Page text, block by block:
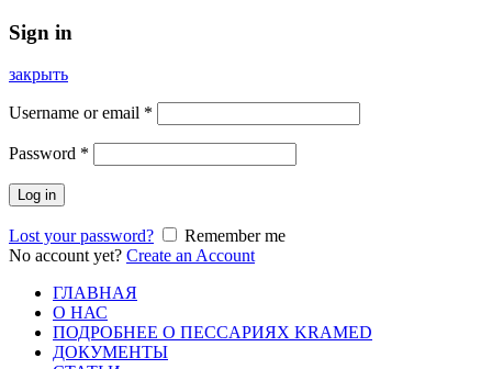
Sign in
закрыть
Username or email *
Password *
Log in
Lost your password?
Remember me
No account yet? Create an Account
ГЛАВНАЯ
О НАС
ПОДРОБНЕЕ О ПEСCАРИЯХ KRAMED
ДОКУМЕНТЫ